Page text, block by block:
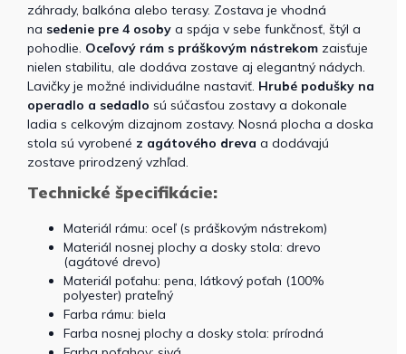
záhrady, balkóna alebo terasy. Zostava je vhodná
na sedenie pre 4 osoby a spája v sebe funkčnosť, štýl a
pohodlie. Oceľový rám s práškovým nástrekom zaisťuje
nielen stabilitu, ale dodáva zostave aj elegantný nádych.
Lavičky je možné individuálne nastaviť. Hrubé podušky na
operadlo a sedadlo sú súčasťou zostavy a dokonale
ladia s celkovým dizajnom zostavy. Nosná plocha a doska
stola sú vyrobené z agátového dreva a dodávajú
zostave prirodzený vzhľad.
Technické špecifikácie:
Materiál rámu: oceľ (s práškovým nástrekom)
Materiál nosnej plochy a dosky stola: drevo
(agátové drevo)
Materiál poťahu: pena, látkový poťah (100%
polyester) prateľný
Farba rámu: biela
Farba nosnej plochy a dosky stola: prírodná